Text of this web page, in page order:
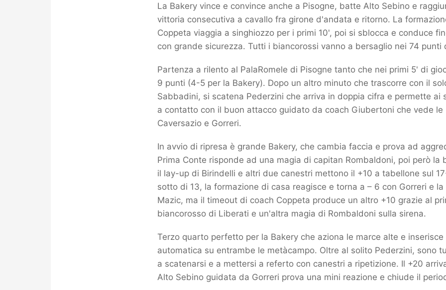
La Bakery vince e convince anche a Pisogne, batte Alto Sebino e
vittoria consecutiva a cavallo fra girone d'andata e ritorno. La
Coppeta viaggia a singhiozzo per i primi 10', poi si sblocca e conduce
con grande sicurezza. Tutti i biancorossi vanno a bersaglio nei 74 punti
Partenza a rilento al PalaRomele di Pisogne tanto che nei primi 5' di
9 punti (4-5 per la Bakery). Dopo un altro minuto che trascorre con il
Sabbadini, si scatena Pederzini che arriva in doppia cifra e permette ai
a contatto con il buon attacco guidato da coach Giubertoni che vede le
Caversazio e Gorreri.
In avvio di ripresa è grande Bakery, che cambia faccia e prova ad
Prima Conte risponde ad una magia di capitan Rombaldoni, poi però la
il lay-up di Birindelli e altri due canestri mettono il +10 a tabellone sul
sotto di 13, la formazione di casa reagisce e torna a – 6 con Gorreri e
Mazic, ma il timeout di coach Coppeta produce un altro +10 grazie al
biancorosso di Liberati e un'altra magia di Rombaldoni sulla sirena.
Terzo quarto perfetto per la Bakery che aziona le marce alte e inserisce
automatica su entrambe le metàcampo. Oltre al solito Pederzini, sono
a scatenarsi e a mettersi a referto con canestri a ripetizione. Il +20
Alto Sebino guidata da Gorreri prova una mini reazione e chiude il